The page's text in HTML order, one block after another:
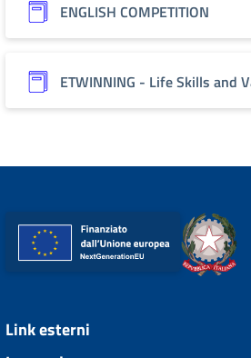
ENGLISH COMPETITION
ETWINNING - Life Skills and
Link esterni